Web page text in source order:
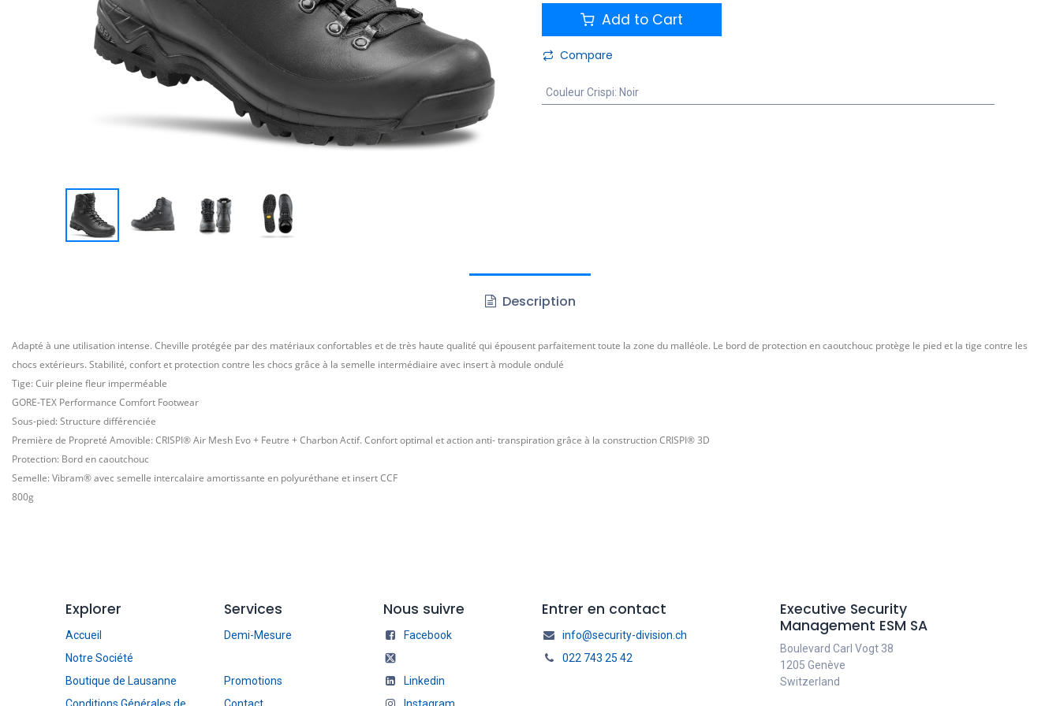
Add to Cart
Compare
Couleur Crispi: Noir
Description
Adapté à une utilisation intense. Cheville protégée par des matériaux confortables et de très haute qualité qui épousent parfaitement toute la zone du malléole. Le bord de protection en caoutchouc protège le pied et la tige contre les
chocs extérieurs. Stabilité, confort et protection contre les chocs grâce à la semelle intermédiaire avec insert à module ondulé
Tige: Cuir pleine fleur imperméable
GORE-TEX Performance Comfort Footwear
Sous-pied: Structure différenciée
Première de Propreté Amovible: CRISPI® Air Mesh Evo + Feutre + Charbon Actif. Confort optimal et action anti- transpiration grâce à la construction CRISPI® 3D
Protection: Bord en caoutchouc
Semelle: Vibram® avec semelle intercalaire amortissante en polyuréthane et insert CCF
800g
Explorer
Accueil
Notre Société
Boutique de Lausanne
Services
Demi-Mesure
Promotions
Nous suivre
Facebook
Linkedin
Entrer en contact
info@security-division.ch
022 743 25 42
Executive Security
Management ESM SA
Boulevard Carl Vogt 38
1205 Genève
Switzerland